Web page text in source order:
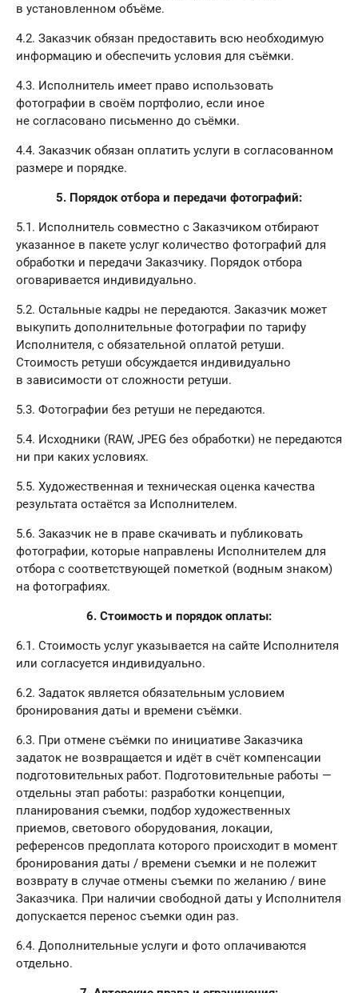
в установленном объёме.
4.2. Заказчик обязан предоставить всю необходимую
информацию и обеспечить условия для съёмки.
4.3. Исполнитель имеет право использовать
фотографии в своём портфолио, если иное
не согласовано письменно до съёмки.
4.4. Заказчик обязан оплатить услуги в согласованном
размере и порядке.
5. Порядок отбора и передачи фотографий:
5.1. Исполнитель совместно с Заказчиком отбирают
указанное в пакете услуг количество фотографий для
обработки и передачи Заказчику. Порядок отбора
оговаривается индивидуально.
5.2. Остальные кадры не передаются. Заказчик может
выкупить дополнительные фотографии по тарифу
Исполнителя, с обязательной оплатой ретуши.
Стоимость ретуши обсуждается индивидуально
в зависимости от сложности ретуши.
5.3. Фотографии без ретуши не передаются.
5.4. Исходники (RAW, JPEG без обработки) не передаются
ни при каких условиях.
5.5. Художественная и техническая оценка качества
результата остаётся за Исполнителем.
5.6. Заказчик не в праве скачивать и публиковать
фотографии, которые направлены Исполнителем для
отбора с соответствующей пометкой (водным знаком)
на фотографиях.
6. Стоимость и порядок оплаты:
6.1. Стоимость услуг указывается на сайте Исполнителя
или согласуется индивидуально.
6.2. Задаток является обязательным условием
бронирования даты и времени съёмки.
6.3. При отмене съёмки по инициативе Заказчика
задаток не возвращается и идёт в счёт компенсации
подготовительных работ. Подготовительные работы —
отдельны этап работы: разработки концепции,
планирования съемки, подбор художественных
приемов, светового оборудования, локации,
референсов предоплата которого происходит в момент
бронирования даты / времени съемки и не полежит
возврату в случае отмены съемки по желанию / вине
Заказчика. При наличии свободной даты у Исполнителя
допускается перенос съемки один раз.
6.4. Дополнительные услуги и фото оплачиваются
отдельно.